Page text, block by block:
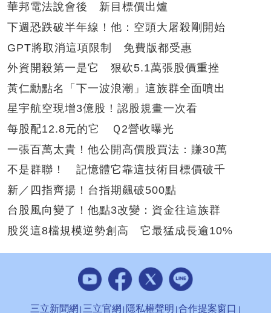
華邦電法說會後 新目標價出爐
下週恐跌破半年線！他：空頭大屠殺剛開始
GPT將取消這項限制 免費版都受惠
外資開殺第一是它 狠砍5.1萬張股價重挫
黃仁勳點名「下一波浪潮」這族群全面噴出
星宇航空現增3億股！認股規畫一次看
每股配12.8元的它 Ｑ2營收曝光
一張百萬太貴！他公開高價股買法：賺30萬
不是群聯！ 記憶體它靠這技術目標價破千
新／四指齊揚！台指期飆破500點
台股風向變了！他點3改變：資金往這族群
股災這8檔規模逆勢創高 它最猛成長逾10%
三立新聞網 三立官網 隱私權聲明 合作提案窗口